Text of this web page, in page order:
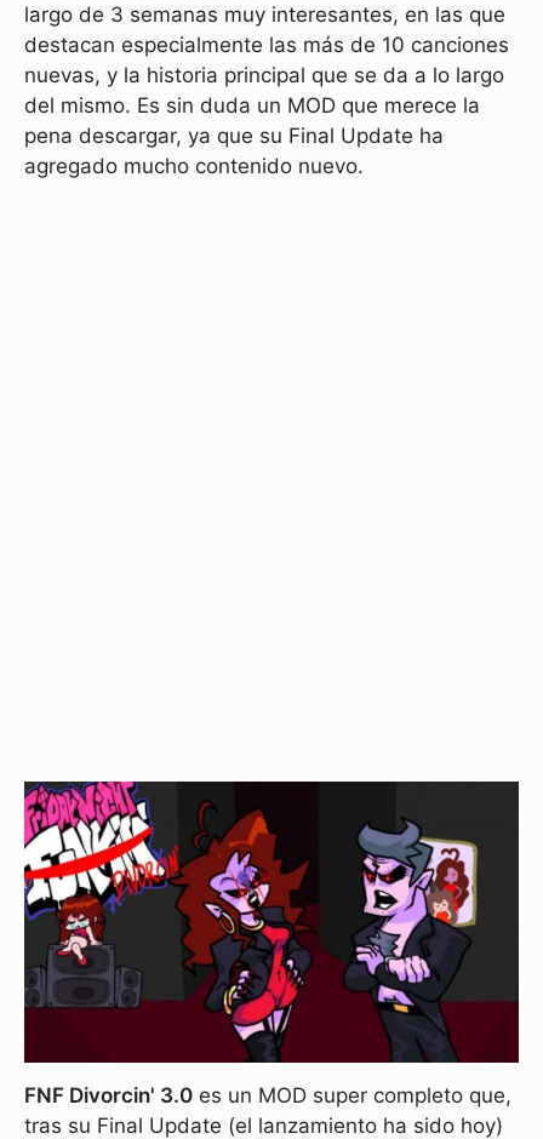
largo de 3 semanas muy interesantes, en las que
destacan especialmente las más de 10 canciones
nuevas, y la historia principal que se da a lo largo
del mismo. Es sin duda un MOD que merece la
pena descargar, ya que su Final Update ha
agregado mucho contenido nuevo.
FNF Divorcin' 3.0 es un MOD super completo que,
tras su Final Update (el lanzamiento ha sido hoy)